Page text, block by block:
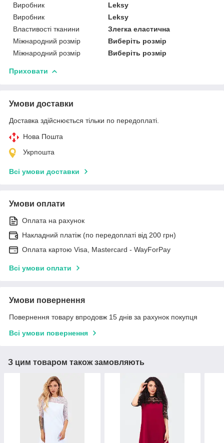
Виробник
Leksy
Виробник
Leksy
Властивості тканини
Злегка еластична
Міжнародний розмір
Виберіть розмір
Міжнародний розмір
Виберіть розмір
Приховати
Умови доставки
Доставка здійснюється тільки по передоплаті.
Нова Пошта
Укрпошта
Всі умови доставки
Умови оплати
Оплата на рахунок
Накладний платіж (по передоплаті від 200 грн)
Оплата картою Visa, Mastercard - WayForPay
Всі умови оплати
Умови повернення
Повернення товару впродовж 15 днів за рахунок покупця
Всі умови повернення
З цим товаром також замовляють